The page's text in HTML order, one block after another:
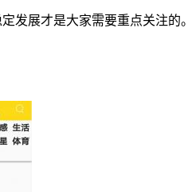
发展才是大家需要重点关注的。